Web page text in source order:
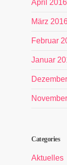
April 2016
März
Februar
Januar
Categories
Aktuelles